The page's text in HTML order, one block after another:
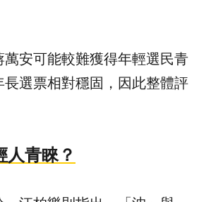
萬安可能較難獲得年輕選民青
長選票相對穩固，因此整體評
人青睞？